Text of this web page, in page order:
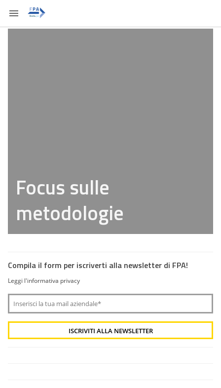
Focus sulle
metodologie
Compila il form per iscriverti alla newsletter di FPA!
Leggi l'informativa privacy